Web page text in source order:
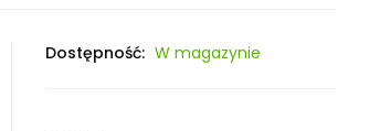
Dostępność: W magazynie